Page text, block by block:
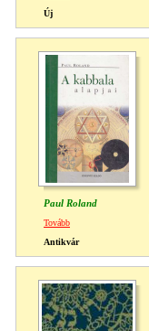
Új
Paul Roland
Tovább
Antikvár